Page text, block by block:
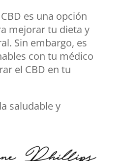
es una opción
mejorar tu dieta y
Sin embargo, es
con tu médico
el CBD en tu
saludable y